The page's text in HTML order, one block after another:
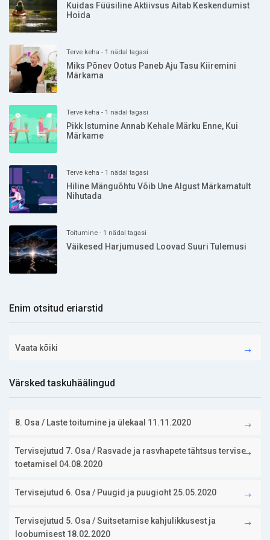
Kuidas Füüsiline Aktiivsus Aitab Keskendumist
Hoida
Terve keha - 1 nädal tagasi
Miks Põnev Ootus Paneb Aju Tasu Kiiremini
Märkama
Terve keha - 1 nädal tagasi
Pikk Istumine Annab Kehale Märku Enne, Kui
Märkame
Terve keha - 1 nädal tagasi
Hiline Mänguõhtu Võib Une Algust Märkamatult
Nihutada
Toitumine - 1 nädal tagasi
Väikesed Harjumused Loovad Suuri Tulemusi
Enim otsitud eriarstid
Vaata kõiki
Värsked taskuhäälingud
8. Osa / Laste toitumine ja ülekaal 11.11.2020
Tervisejutud 7. Osa / Rasvade ja rasvhapete tähtsus tervise
toetamisel 04.08.2020
Tervisejutud 6. Osa / Puugid ja puugioht 25.05.2020
Tervisejutud 5. Osa / Suitsetamise kahjulikkusest ja
loobumisest 18.02.2020